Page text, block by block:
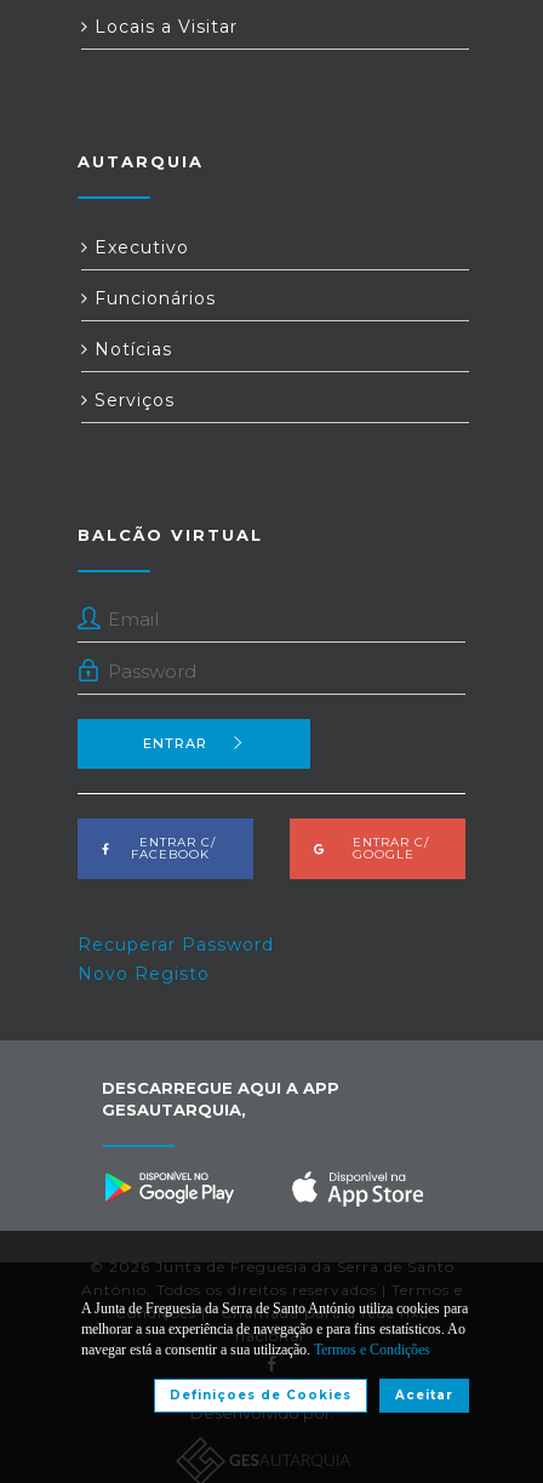
Locais a Visitar
AUTARQUIA
Executivo
Funcionários
Notícias
Serviços
BALCÃO VIRTUAL
ENTRAR
ENTRAR C/
FACEBOOK
ENTRAR C/
GOOGLE
Recuperar Password
Novo Registo
DESCARREGUE AQUI A APP
GESAUTARQUIA,
© 2026 Junta de Freguesia da Serra de Santo
António. Todos os direitos reservados | Termos e
Condições|*Chamada para a rede fixa
nacional.
Desenvolvido por:
A Junta de Freguesia da Serra de Santo António utiliza cookies para
melhorar a sua experiência de navegação e para fins estatísticos. Ao
navegar está a consentir a sua utilização. Termos e Condições
Aceitar
Definiçoes de Cookies